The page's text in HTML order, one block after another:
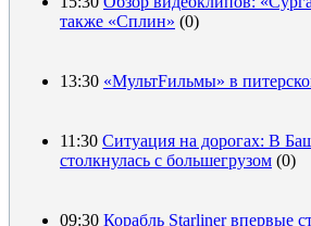
также «Сплин» (0)
13:30 «МультFильмы» в
11:30 Ситуация на дорогах: В
столкнулась с большегрузом (0)
09:30 Корабль Starliner впервые